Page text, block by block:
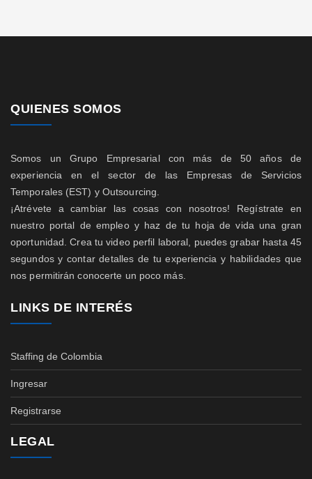
QUIENES SOMOS
Somos un Grupo Empresarial con más de 50 años de
experiencia en el sector de las Empresas de Servicios
Temporales (EST) y Outsourcing.
¡Atrévete a cambiar las cosas con nosotros! Regístrate en
nuestro portal de empleo y haz de tu hoja de vida una gran
oportunidad. Crea tu video perfil laboral, puedes grabar hasta 45
segundos y contar detalles de tu experiencia y habilidades que
nos permitirán conocerte un poco más.
LINKS DE INTERÉS
Staffing de Colombia
Ingresar
Registrarse
LEGAL